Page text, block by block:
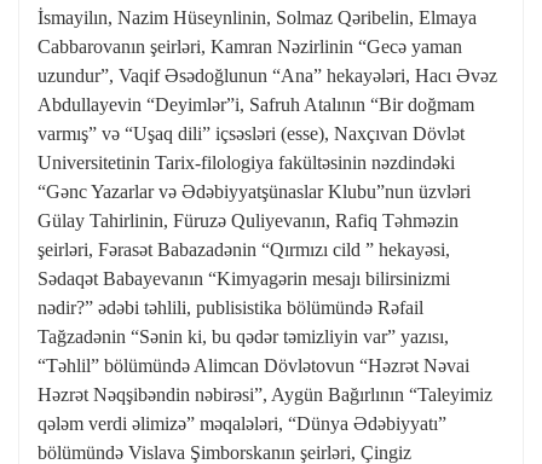
İsmayilın, Nazim Hüseynlinin, Solmaz Qəribelin, Elmaya
Cabbarovanın şeirləri, Kamran Nəzirlinin “Gecə yaman
uzundur”, Vaqif Əsədoğlunun “Ana” hekayələri, Hacı Əvəz
Abdullayevin “Deyimlər”i, Safruh Atalının “Bir doğmam
varmış” və “Uşaq dili” içsəsləri (esse), Naxçıvan Dövlət
Universitetinin Tarix-filologiya fakültəsinin nəzdindəki
“Gənc Yazarlar və Ədəbiyyatşünaslar Klubu”nun üzvləri
Gülay Tahirlinin, Füruzə Quliyevanın, Rafiq Təhməzin
şeirləri, Fərasət Babazadənin “Qırmızı cild ” hekayəsi,
Sədaqət Babayevanın “Kimyagərin mesajı bilirsinizmi
nədir?” ədəbi təhlili, publisistika bölümündə Rəfail
Tağzadənin “Sənin ki, bu qədər təmizliyin var” yazısı,
“Təhlil” bölümündə Alimcan Dövlətovun “Həzrət Nəvai
Həzrət Nəqşibəndin nəbirəsi”, Aygün Bağırlının “Taleyimiz
qələm verdi əlimizə” məqalələri, “Dünya Ədəbiyyatı”
bölümündə Vislava Şimborskanın şeirləri, Çingiz